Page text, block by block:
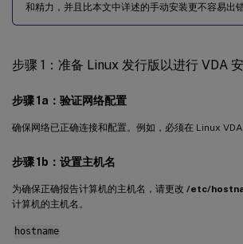
和精力，并且比本文中详述的手动安装更不容易出错
步骤 1：准备 Linux 发行版以进行 VDA
步骤 1a：验证网络配置
确保网络已正确连接和配置。例如，必须在 Linux VDA
步骤 1b：设置主机名
为确保正确报告计算机的主机名，请更改 /etc/
计算机的主机名。
hostname